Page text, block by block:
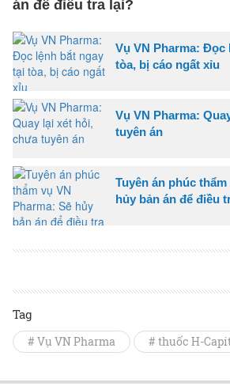
án để điều tra lại?
Vụ VN Pharma: Đọc
tòa, bị cáo ngất xỉu
Vụ VN Pharma:
tuyên án
Tuyên án phúc
hủy bản án để điều
Tag
# Vụ VN Pharma # thuốc H-